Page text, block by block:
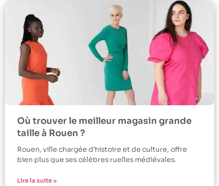
Où trouver le meilleur magasin grande
taille à Rouen ?
Rouen, ville chargée d’histoire et de culture, offre
bien plus que ses célèbres ruelles médiévales.
Lire la suite »